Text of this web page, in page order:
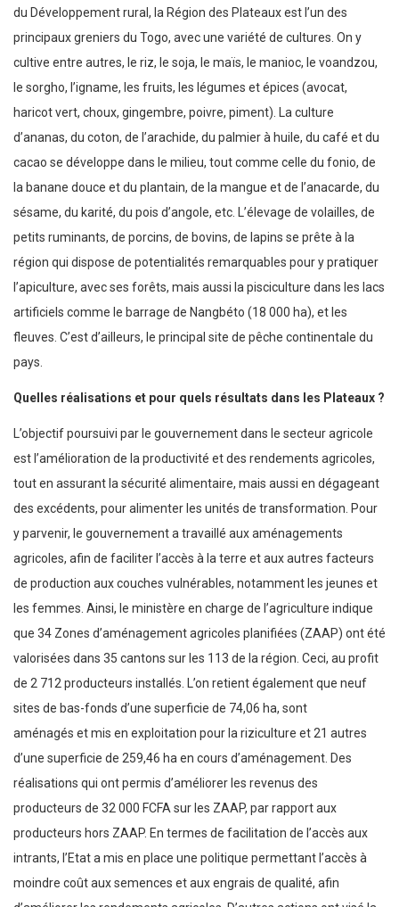
du Développement rural, la Région des Plateaux est l’un des
principaux greniers du Togo, avec une variété de cultures. On y
cultive entre autres, le riz, le soja, le maïs, le manioc, le voandzou,
le sorgho, l’igname, les fruits, les légumes et épices (avocat,
haricot vert, choux, gingembre, poivre, piment). La culture
d’ananas, du coton, de l’arachide, du palmier à huile, du café et du
cacao se développe dans le milieu, tout comme celle du fonio, de
la banane douce et du plantain, de la mangue et de l’anacarde, du
sésame, du karité, du pois d’angole, etc. L’élevage de volailles, de
petits ruminants, de porcins, de bovins, de lapins se prête à la
région qui dispose de potentialités remarquables pour y pratiquer
l’apiculture, avec ses forêts, mais aussi la pisciculture dans les lacs
artificiels comme le barrage de Nangbéto (18 000 ha), et les
fleuves. C’est d’ailleurs, le principal site de pêche continentale du
pays.
Quelles réalisations et pour quels résultats dans les Plateaux ?
L’objectif poursuivi par le gouvernement dans le secteur agricole
est l’amélioration de la productivité et des rendements agricoles,
tout en assurant la sécurité alimentaire, mais aussi en dégageant
des excédents, pour alimenter les unités de transformation. Pour
y parvenir, le gouvernement a travaillé aux aménagements
agricoles, afin de faciliter l’accès à la terre et aux autres facteurs
de production aux couches vulnérables, notamment les jeunes et
les femmes. Ainsi, le ministère en charge de l’agriculture indique
que 34 Zones d’aménagement agricoles planifiées (ZAAP) ont été
valorisées dans 35 cantons sur les 113 de la région. Ceci, au profit
de 2 712 producteurs installés. L’on retient également que neuf
sites de bas-fonds d’une superficie de 74,06 ha, sont
aménagés et mis en exploitation pour la riziculture et 21 autres
d’une superficie de 259,46 ha en cours d’aménagement. Des
réalisations qui ont permis d’améliorer les revenus des
producteurs de 32 000 FCFA sur les ZAAP, par rapport aux
producteurs hors ZAAP. En termes de facilitation de l’accès aux
intrants, l’Etat a mis en place une politique permettant l’accès à
moindre coût aux semences et aux engrais de qualité, afin